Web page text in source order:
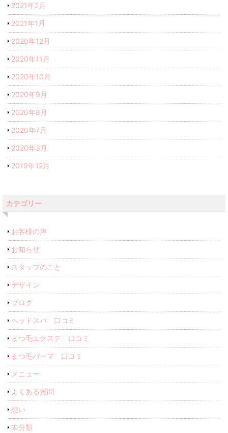
2021年2月
2021年1月
2020年12月
2020年11月
2020年10月
2020年9月
2020年8月
2020年7月
2020年3月
2019年12月
カテゴリー
お客様の声
お知らせ
スタッフのこと
デザイン
ブログ
ヘッドスパ 口コミ
まつ毛エクステ 口コミ
まつ毛パーマ 口コミ
メニュー
よくある質問
想い
未分類